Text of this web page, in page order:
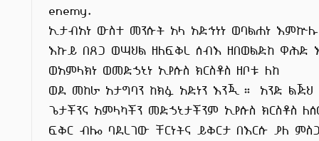
enemy.
ኢታብአነ ውስተ መንሱት አላ አድኅነነ ወባልሐነ እምኵሉ
እኩይ በጸጋ ወሣህል ዘለፍቅረ ሰብእ ዘበወልድከ ዋሕድ
ወአምላክነ ወመድኃኒነ ኢየሱስ ክርስቶስ ዘቦቱ ለከ
ወደ መከራ አታግባን ከክፉ አድነን እንጂ። አንድ ልጅህ
ጌታችንና አምላካችን መድኃኒታችንም ኢየሱስ ክርስቶስ
ፍቅር ብሎ ባደረገው ቸርነትና ይቅርታ በእርሱ ያለ